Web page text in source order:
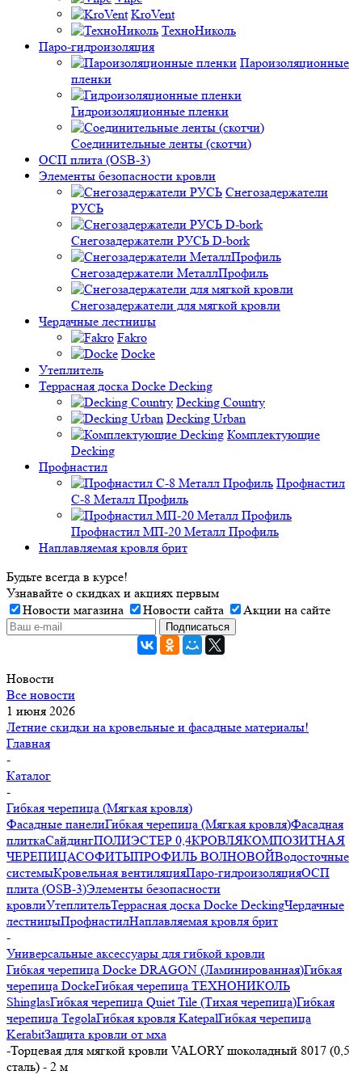
KroVent
ТехноНиколь
Паро-гидроизоляция
Пароизоляционные
пленки
Гидроизоляционные пленки
Соединительные ленты (скотчи)
ОСП плита (OSB-3)
Элементы безопасности кровли
Снегозадержатели
РУСЬ
Снегозадержатели РУСЬ D-bork
Снегозадержатели МеталлПрофиль
Снегозадержатели для мягкой кровли
Чердачные лестницы
Fakro
Docke
Утеплитель
Террасная доска Docke Decking
Decking Country
Decking Urban
Комплектующие
Decking
Профнастил
Профнастил
C-8 Металл Профиль
Профнастил МП-20 Металл Профиль
Наплавляемая кровля брит
Будьте всегда в курсе!
Узнавайте о скидках и акциях первым
Новости магазина
Новости сайта Акции на сайте
Новости
Все новости
1 июня 2026
Летние скидки на кровельные и фасадные материалы!
Главная
-
Каталог
-
Гибкая черепица (Мягкая кровля)
Фасадные панелиГибкая черепица (Мягкая кровля)Фасадная
плиткаСайдингПОЛИЭСТЕР 0,4КРОВЛЯКОМПОЗИТНАЯ
ЧЕРЕПИЦАСОФИТЫПРОФИЛЬ ВОЛНОВОЙВодосточные
системыКровельная вентиляцияПаро-гидроизоляцияОСП
плита (OSB-3)Элементы безопасности
кровлиУтеплительТеррасная доска Docke DeckingЧердачные
лестницыПрофнастилНаплавляемая кровля брит
-
Универсальные аксессуары для гибкой кровли
Гибкая черепица Docke DRAGON (Ламинированная)Гибкая
черепица DockeГибкая черепица ТЕХНОНИКОЛЬ
ShinglasГибкая черепица Quiet Tile (Тихая черепица)Гибкая
черепица TegolaГибкая кровля KatepalГибкая черепица
KerabitЗащита кровли от мха
-Торцевая для мягкой кровли VALORY шоколадный 8017 (0,5
сталь) - 2 м